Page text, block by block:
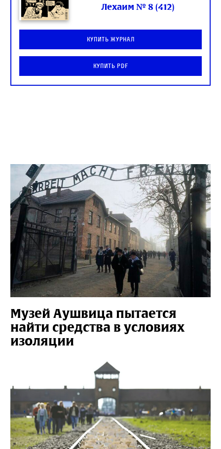
Лехаим № 8 (412)
Купить журнал
Купить PDF
Музей Аушвица пытается
найти средства в условиях
изоляции